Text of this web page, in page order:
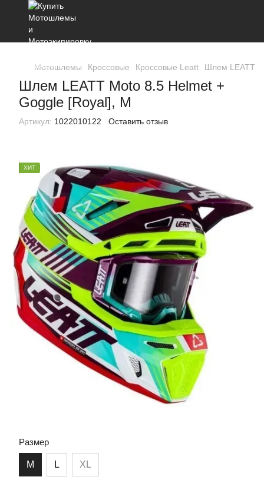
Мотошлемы Кроссовые Кроссовые Leatt Шлем LEATT
Шлем LEATT Moto 8.5 Helmet +
Goggle [Royal], M
Артикул: 1022010122 Оставить отзыв
ХИТ
Размер
M L XL